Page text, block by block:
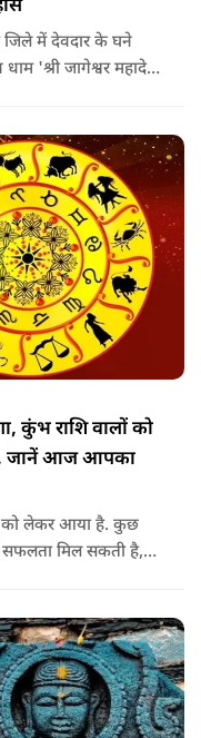
जिले में देवदार के घने
'श्री जागेश्वर महादेव
कुंभ राशि वालों को
जानें आज आपका
लेकर आया है. कुछ
सफलता मिल सकती है,